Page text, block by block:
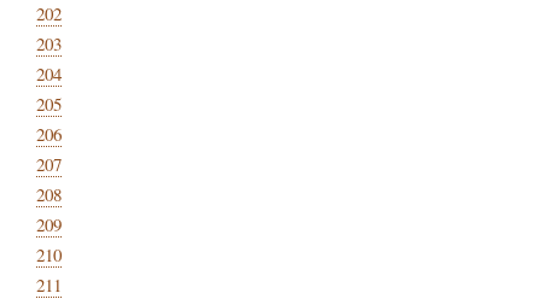
202
203
204
205
206
207
208
209
210
211